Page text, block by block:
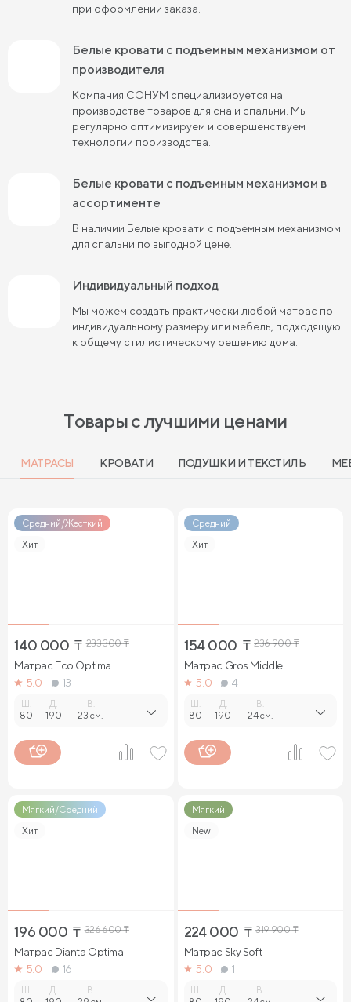
Высокие кровати Низкие кровати
Кровати длиной 180 см
Кровати длиной 200 см
Кровати 80х180 см (для маленькой комнаты)
Кровати 90х180 см Кровати 120х180 см
Кровати 90х190 см Кровати 120х190 см
Кровати 140х190 см Кровати 160х190 см
Кровати 80х200 см Кровати 90х200 см
Кровати 120х200 см Кровати 140х200 см
Кровати с подъемным механизмом
Кровати 140 х 200 с подъемным механизмом и ящиками
при оформлении заказа.
Белые кровати с подъемным механизмом от
производителя
Компания СОНУМ специализируется на
производстве товаров для сна и спальни. Мы
регулярно оптимизируем и совершенствуем
технологии производства.
Белые кровати с подъемным механизмом в
ассортименте
В наличии Белые кровати с подъемным механизмом
для спальни по выгодной цене.
Индивидуальный подход
Мы можем создать практически любой матрас по
индивидуальному размеру или мебель, подходящую
к общему стилистическому решению дома.
Товары с лучшими ценами
МАТРАСЫ КРОВАТИ ПОДУШКИ И ТЕКСТИЛЬ
Средний/Жесткий
Хит
140 000 ₸ 233 300₸
Матрас Eco Optima
5.0
13
Ш.
80 -
Д.
190 -
В.
23 см.
Средний
Хит
154 000 ₸ 236 900₸
Матрас Gros Middle
5.0
4
Ш.
80 -
Д.
190 -
В.
24 см.
Мягкий/Средний
Хит
196 000 ₸ 326 600₸
Матрас Dianta Optima
5.0
16
Ш. Д. В.
Мягкий
New
224 000 ₸ 319 900₸
Матрас Sky Soft
5.0
1
Ш. Д. В.